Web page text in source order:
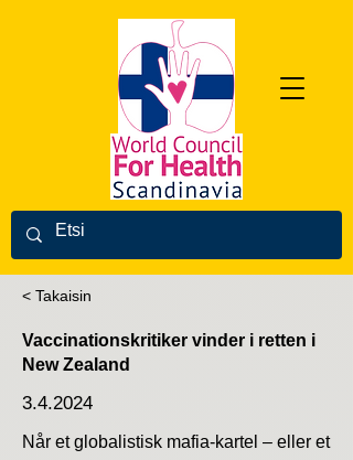
< Takaisin
Vaccinationskritiker vinder i retten i
New Zealand
3.4.2024
Når et globalistisk mafia-kartel – eller et